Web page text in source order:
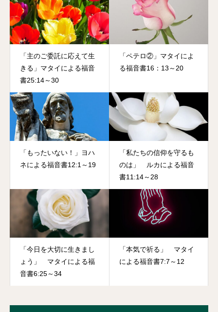
「主のご委託に応えて生
きる」マタイによる福音
書25:14～30
「ペテロ②」マタイによ
る福音書16：13～20
「もったいない！」ヨハ
ネによる福音書12:1～19
「私たちの信仰を守るも
のは」 ルカによる福音
書11:14～28
「今日を大切に生きまし
ょう」 マタイによる福
音書6:25～34
「本気で祈る」 マタイ
による福音書7:7～12